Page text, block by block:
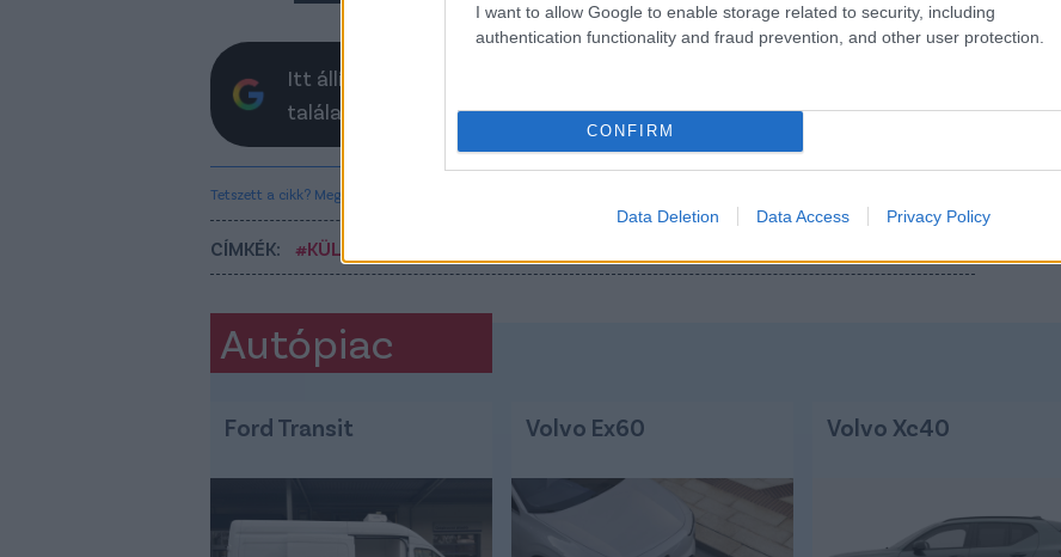
I want to allow Google to enable storage related to security, including
authentication functionality and fraud prevention, and other user protection.
CONFIRM
Data Deletion Data Access Privacy Policy
Itt állíthatod be, hogy a Csakfoci az elsők között legyen a Google-
találatokban
Tetszett a cikk? Megosztanád?
CÍMKÉK: #KÜLFÖLDI FOCI
Autópiac
Ford Transit Volvo Ex60 Volvo Xc40